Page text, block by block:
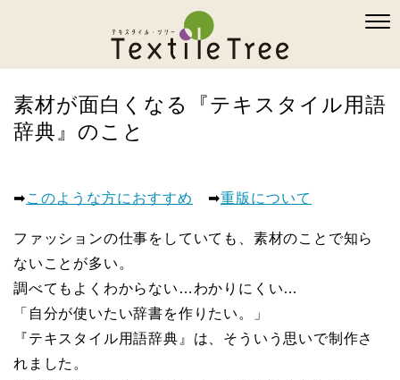
素材が面白くなる『テキスタイル用語
辞典』のこと
➡このような方におすすめ ➡重版について
ファッションの仕事をしていても、素材のことで知ら
ないことが多い。
調べてもよくわからない…わかりにくい…
「自分が使いたい辞書を作りたい。」
『テキスタイル用語辞典』は、そういう思いで制作さ
れました。